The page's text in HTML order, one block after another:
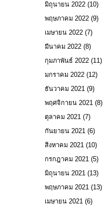
มิถุนายน 2022 (10)
พฤษภาคม 2022 (9)
เมษายน 2022 (7)
มีนาคม 2022 (8)
กุมภาพันธ์ 2022 (11)
มกราคม 2022 (12)
ธันวาคม 2021 (9)
พฤศจิกายน 2021 (8)
ตุลาคม 2021 (7)
กันยายน 2021 (6)
สิงหาคม 2021 (10)
กรกฎาคม 2021 (5)
มิถุนายน 2021 (13)
พฤษภาคม 2021 (13)
เมษายน 2021 (6)